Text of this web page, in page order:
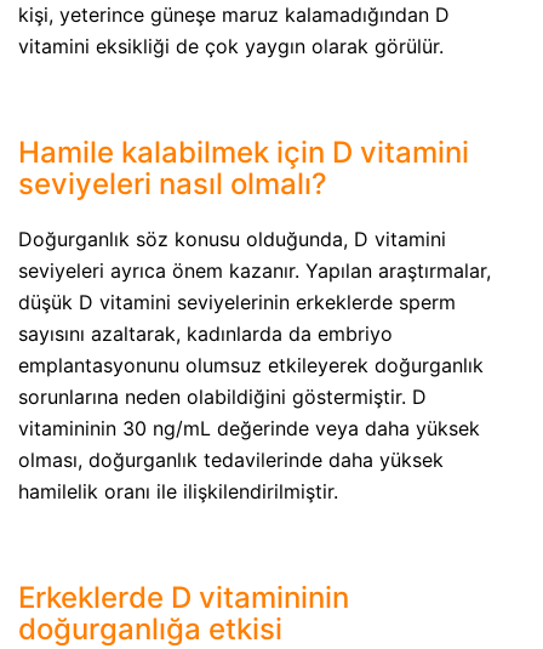
kişi, yeterince güneşe maruz kalamadığından D
vitamini eksikliği de çok yaygın olarak görülür.
Hamile kalabilmek için D vitamini
seviyeleri nasıl olmalı?
Doğurganlık söz konusu olduğunda, D vitamini
seviyeleri ayrıca önem kazanır. Yapılan araştırmalar,
düşük D vitamini seviyelerinin erkeklerde sperm
sayısını azaltarak, kadınlarda da embriyo
emplantasyonunu olumsuz etkileyerek doğurganlık
sorunlarına neden olabildiğini göstermiştir. D
vitamininin 30 ng/mL değerinde veya daha yüksek
olması, doğurganlık tedavilerinde daha yüksek
hamilelik oranı ile ilişkilendirilmiştir.
Erkeklerde D vitamininin
doğurganlığa etkisi